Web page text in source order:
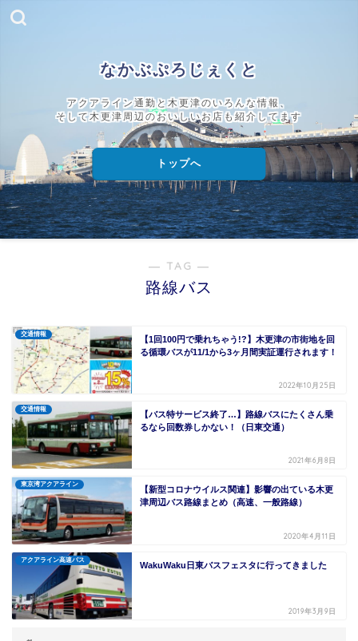
なかぶぷろじぇくと
アクアライン通勤と木更津のいろんな情報、
そして木更津周辺のおいしいお店も紹介してます
トップへ
― TAG ―
路線バス
交通情報
【1回100円で乗れちゃう!?】木更津の市街地を回
る循環バスが11/1から3ヶ月間実証運行されます！
2022年10月25日
交通情報
【バス特サービス終了…】路線バスにたくさん乗
るなら回数券しかない！（日東交通）
2021年6月8日
東京湾アクアライン
【新型コロナウイルス関連】影響の出ている木更
津周辺バス路線まとめ（高速、一般路線）
2020年4月11日
アクアライン高速バス
WakuWaku日東バスフェスタに行ってきました
2019年3月9日